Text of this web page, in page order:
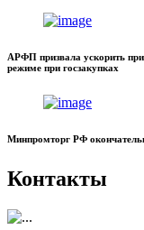
АРФП призвала ускорить
режиме при госзакупках
Минпромторг РФ
Контакты